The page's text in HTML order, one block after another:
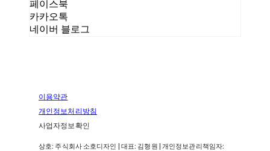
페이스북
카카오톡
네이버 블로그
이용약관
개인정보처리방침
사업자정보확인
상호: 주식회사 소호디자인 | 대표: 김형원 | 개인정보관리책임자: